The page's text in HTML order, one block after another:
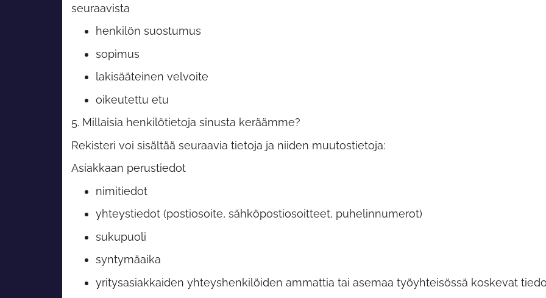
seuraavista
henkilön suostumus
sopimus
lakisääteinen velvoite
oikeutettu etu
5. Millaisia henkilötietoja sinusta keräämme?
Rekisteri voi sisältää seuraavia tietoja ja niiden muutostietoja:
Asiakkaan perustiedot
nimitiedot
yhteystiedot (postiosoite, sähköpostiosoitteet, puhelinnumerot)
sukupuoli
syntymäaika
yritysasiakkaiden yhteyshenkilöiden ammattia tai asemaa työyhteisössä koskevat